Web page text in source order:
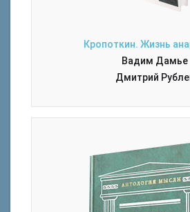
Кропоткин. Жизнь
Вадим Дамье
Дмитрий